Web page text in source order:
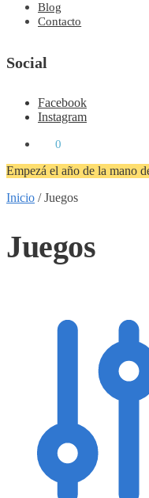
Blog
Contacto
Social
Facebook
Instagram
0
Empezá el año de la mano
Inicio /Juegos
Juegos